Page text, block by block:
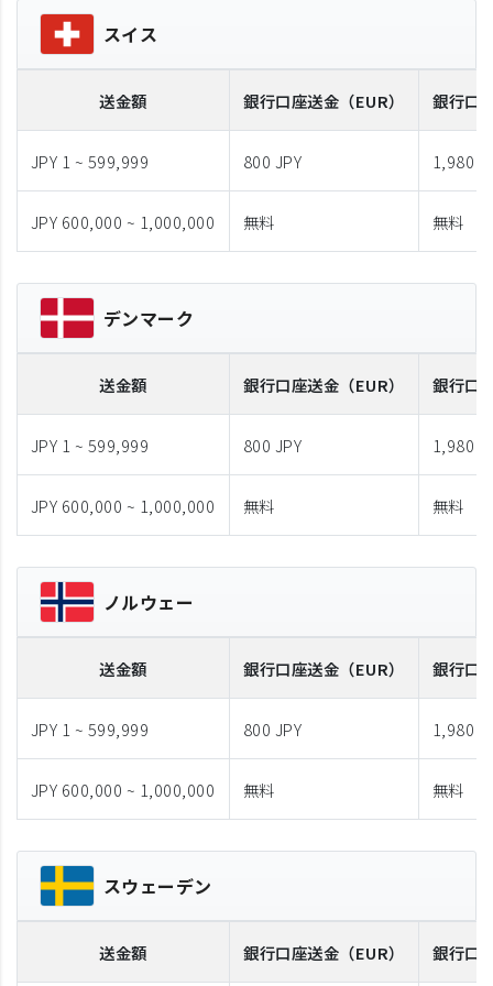
スイス
送金額 銀行口座送金 （EUR） 銀行口
JPY 1 ~ 599,999 800 JPY 1,980
JPY 600,000 ~ 1,000,000 無料 無料
デンマーク
送金額 銀行口座送金 （EUR） 銀行口
JPY 1 ~ 599,999 800 JPY 1,980
JPY 600,000 ~ 1,000,000 無料 無料
ノルウェー
送金額 銀行口座送金 （EUR） 銀行口
JPY 1 ~ 599,999 800 JPY 1,980
JPY 600,000 ~ 1,000,000 無料 無料
スウェーデン
送金額 銀行口座送金 （EUR） 銀行口